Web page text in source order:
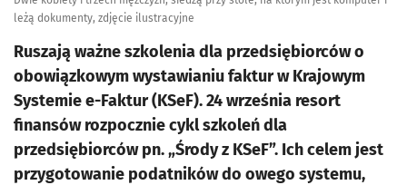
leżą dokumenty, zdjęcie ilustracyjne
Ruszają ważne szkolenia dla przedsiębiorców o
obowiązkowym wystawianiu faktur w Krajowym
Systemie e-Faktur (KSeF). 24 września resort
finansów rozpocznie cykl szkoleń dla
przedsiębiorców pn. „Środy z KSeF”. Ich celem jest
przygotowanie podatników do owego systemu,